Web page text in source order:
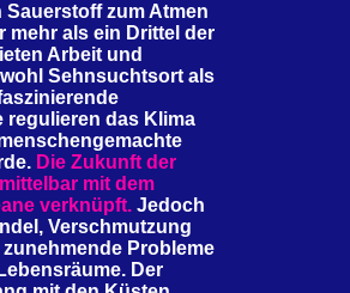
Sauerstoff zum Atmen
mehr als ein Drittel der
Arbeit und
Sehnsuchtsort als
regulieren das Klima
Die Zukunft der
mit dem
verknüpft.Jedoch
Verschmutzung
Probleme
Der